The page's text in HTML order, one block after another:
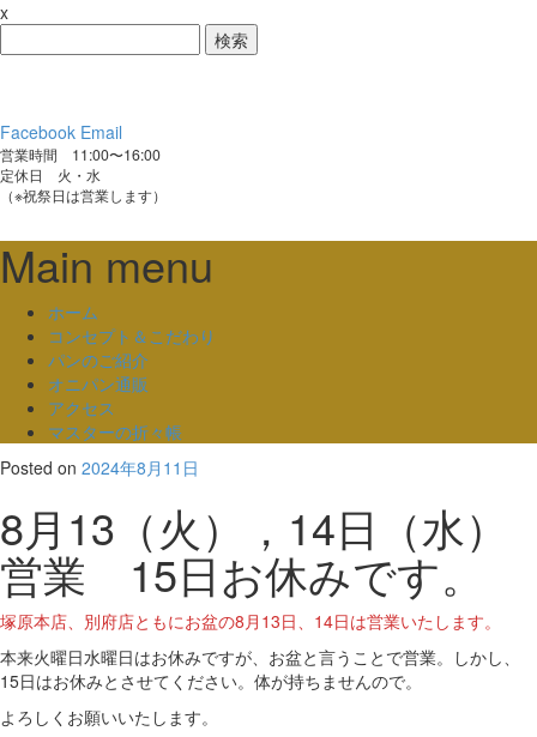
x
索:
Facebook Email
営業時間 11:00〜16:00
定休日 火・水
（※祝祭日は営業します）
Main menu
Skip
content
ホーム
コンセプト＆こだわり
パンのご紹介
オニパン通販
アクセス
マスターの折々帳
Posted on 2024年8月11日
8月13（火），14日（水）
営業 15日お休みです。
塚原本店、別府店ともにお盆の8月13日、14日は営業いたします。
本来火曜日水曜日はお休みですが、お盆と言うことで営業。しかし、
15日はお休みとさせてください。体が持ちませんので。
よろしくお願いいたします。